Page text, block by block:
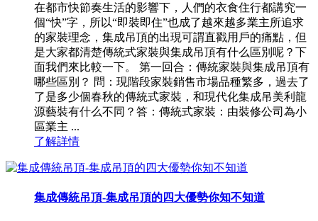
在都市快節奏生活的影響下，人們的衣食住行都講究一
個“快”字，所以“即裝即住”也成了越來越多業主所追求
的家裝理念，集成吊頂的出現可謂直戳用戶的痛點，但
是大家都清楚傳統式家裝與集成吊頂有什么區別呢？下
面我們來比較一下。 第一回合：傳統家裝與集成吊頂有
哪些區別？ 問：現階段家裝銷售市場品種繁多，過去了
了是多少個春秋的傳統式家裝，和現代化集成吊美利龍
源藝裝有什么不同？答：傳統式家裝：由裝修公司為小
區業主 ...
了解詳情
集成傳統吊頂-集成吊頂的四大優勢你知不知道